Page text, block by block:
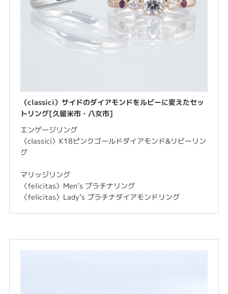
〈classici〉サイドのダイアモンドをルビーに変えたセッ
トリング[久留米市・八女市]
エンゲージリング
〈classici〉K18ピンクゴールドダイアモンド&リビーリン
グ
マリッジリング
〈felicitas〉Men’s プラチナリング
〈felicitas〉Lady’s プラチナダイアモンドリング